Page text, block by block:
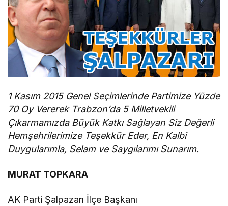
1 Kasım 2015 Genel Seçimlerinde Partimize Yüzde
70 Oy Vererek Trabzon’da 5 Milletvekili
Çıkarmamızda Büyük Katkı Sağlayan Siz Değerli
Hemşehrilerimize Teşekkür Eder, En Kalbi
Duygularımla, Selam ve Saygılarımı Sunarım.
MURAT TOPKARA
AK Parti Şalpazarı İlçe Başkanı